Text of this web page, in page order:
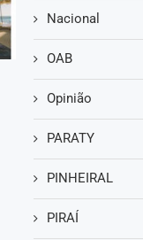
Nacional
OAB
Opinião
PARATY
PINHEIRAL
PIRAÍ